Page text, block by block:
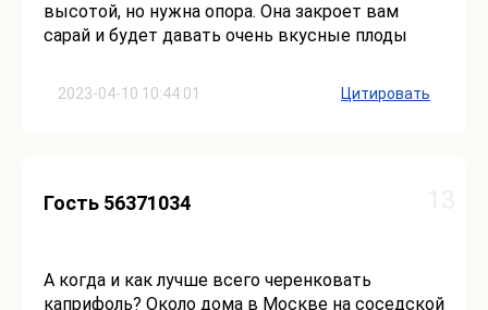
2023-04-10 10:44:01
высотой, но нужна опора. Она закроет вам
сарай и будет давать очень вкусные плоды
Цитировать
Гость 56371034
А когда и как лучше всего черенковать
каприфоль? Около дома в Москве на соседской